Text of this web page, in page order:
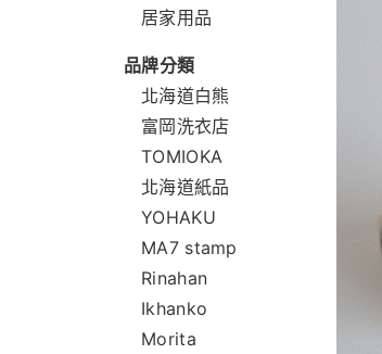
居家用品
品牌分類
北海道白熊
富岡洗衣店
TOMIOKA
北海道紙品
YOHAKU
MA7 stamp
Rinahan
Ikhanko
Morita